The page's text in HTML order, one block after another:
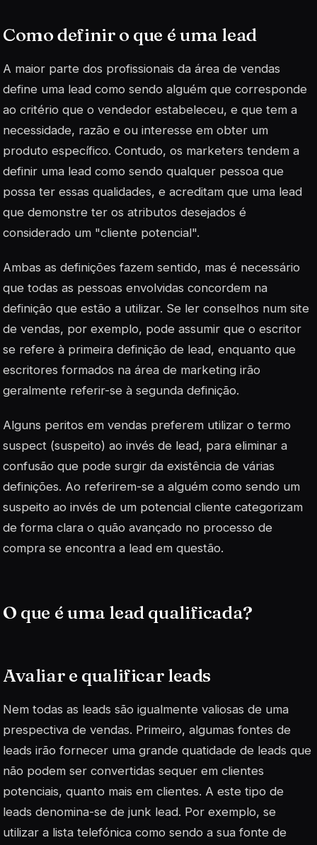
Como definir o que é uma lead
A maior parte dos profissionais da área de vendas
define uma lead como sendo alguém que corresponde
ao critério que o vendedor estabeleceu, e que tem a
necessidade, razão e ou interesse em obter um
produto específico. Contudo, os marketers tendem a
definir uma lead como sendo qualquer pessoa que
possa ter essas qualidades, e acreditam que uma lead
que demonstre ter os atributos desejados é
considerado um "cliente potencial".
Ambas as definições fazem sentido, mas é necessário
que todas as pessoas envolvidas concordem na
definição que estão a utilizar. Se ler conselhos num site
de vendas, por exemplo, pode assumir que o escritor
se refere à primeira definição de lead, enquanto que
escritores formados na área de marketing irão
geralmente referir-se à segunda definição.
Alguns peritos em vendas preferem utilizar o termo
suspect (suspeito) ao invés de lead, para eliminar a
confusão que pode surgir da existência de várias
definições. Ao referirem-se a alguém como sendo um
suspeito ao invés de um potencial cliente categorizam
de forma clara o quão avançado no processo de
compra se encontra a lead em questão.
O que é uma lead qualificada?
Avaliar e qualificarleads
Nem todas as leads são igualmente valiosas de uma
prespectiva de vendas. Primeiro, algumas fontes de
leads irão fornecer uma grande quatidade de leads que
não podem ser convertidas sequer em clientes
potenciais, quanto mais em clientes. A este tipo de
leads denomina-se de junk lead. Por exemplo, se
utilizar a lista telefónica como sendo a sua fonte de